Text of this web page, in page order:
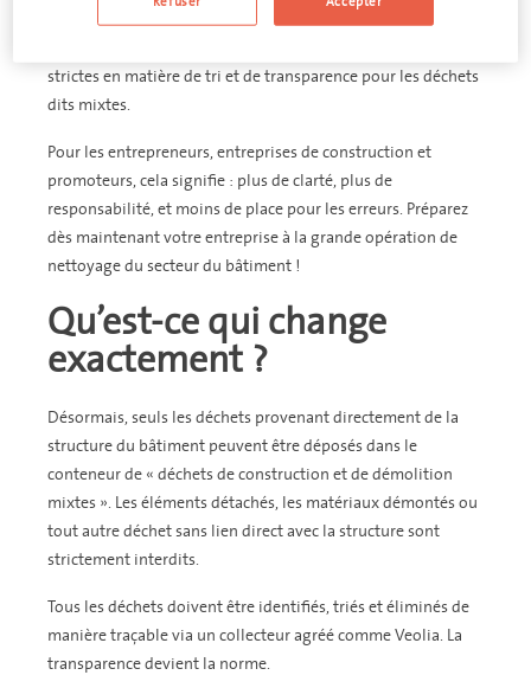
strictes en matière de tri et de transparence pour les déchets
dits mixtes.
Pour les entrepreneurs, entreprises de construction et
promoteurs, cela signifie : plus de clarté, plus de
responsabilité, et moins de place pour les erreurs. Préparez
dès maintenant votre entreprise à la grande opération de
nettoyage du secteur du bâtiment !
Qu’est-ce qui change
exactement ?
Désormais, seuls les déchets provenant directement de la
structure du bâtiment peuvent être déposés dans le
conteneur de « déchets de construction et de démolition
mixtes ». Les éléments détachés, les matériaux démontés ou
tout autre déchet sans lien direct avec la structure sont
strictement interdits.
Tous les déchets doivent être identifiés, triés et éliminés de
manière traçable via un collecteur agréé comme Veolia. La
transparence devient la norme.